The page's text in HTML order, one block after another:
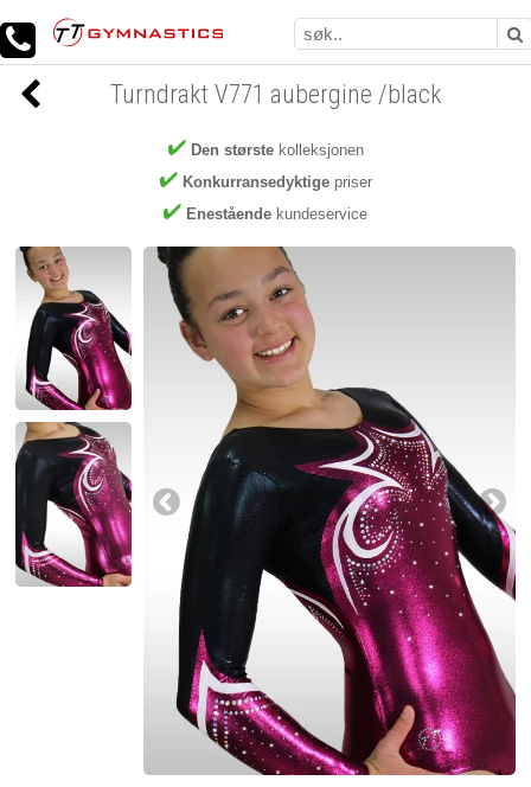
Den størstekolleksjonen
Konkurransedyktigepriser
Enestående kundeservice
Turndrakt V771 aubergine /black